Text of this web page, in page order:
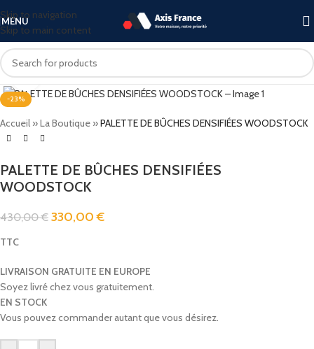
Skip to navigation
Skip to main content
MENU
-23%
Click to enlarge
Accueil »La Boutique »PALETTE DE BÛCHES DENSIFIÉES WOODSTOCK
PALETTE DE BÛCHES DENSIFIÉES
WOODSTOCK
430,00€ 330,00€
TTC
LIVRAISON GRATUITE EN EUROPE
Soyez livré chez vous gratuitement.
EN STOCK
Vous pouvez commander autant que vous désirez.